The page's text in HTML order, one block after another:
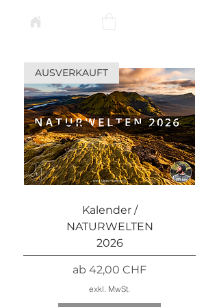
AUSVERKAUFT
Kalender /
NATURWELTEN
2026
ab 42,00 CHF
Sale-Preis
exkl. MwSt.